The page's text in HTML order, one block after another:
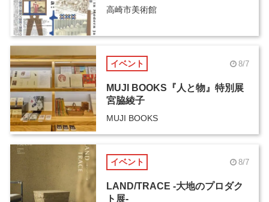
高崎市美術館
イベント 8/7
MUJI BOOKS『人と物』特別展
宮脇綾子
MUJI BOOKS
イベント 8/7
LAND/TRACE -大地のプロダク
ト展-